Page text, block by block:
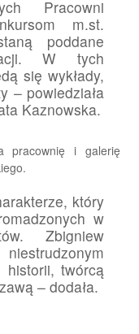
Pracowni
m.st.
poddane
W tych
się wykłady,
– powiedziała
Kaznowska.
pracownię i galerię
który
w
Zbigniew
historii, twórcą
– dodała.